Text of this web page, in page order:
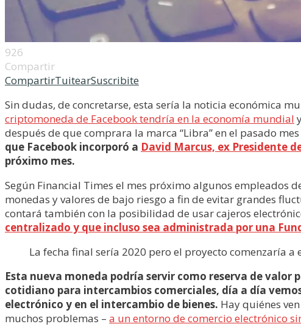
926
Compartir
CompartirTuitearSuscribite
Sin dudas, de concretarse, esta sería la noticia económica
criptomoneda de Facebook tendría en la economía mundial
después de que comprara la marca “Libra” en el pasado
que Facebook incorporó a David Marcus, ex Presidente
próximo mes.
Según Financial Times el mes próximo algunos empleados
monedas y valores de bajo riesgo a fin de evitar grandes
contará también con la posibilidad de usar cajeros
centralizado y que incluso sea administrada por una
La fecha final sería 2020 pero el proyecto comenzaría a
Esta nueva moneda podría servir como reserva de
cotidiano para intercambios comerciales, día a día
electrónico y en el intercambio de bienes. Hay quiénes
muchos problemas – a un entorno de comercio electrónico